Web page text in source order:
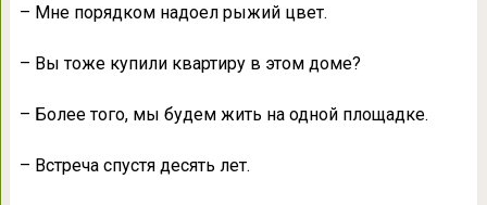
– Мне порядком надоел рыжий цвет.
– Вы тоже купили квартиру в этом доме?
– Более того, мы будем жить на одной площадке.
– Встреча спустя десять лет.